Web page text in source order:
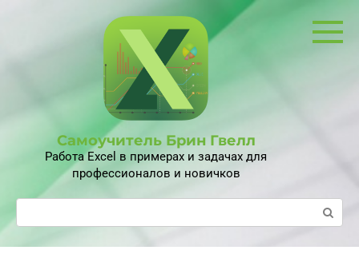
Самоучитель Брин Гвелл
Работа Excel в примерах и задачах для
профессионалов и новичков
Поиск: